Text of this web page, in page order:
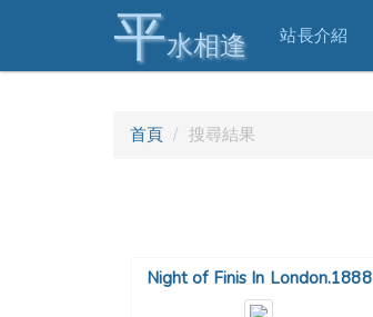
平水相逢 站長介紹
首頁 搜尋結果
Night of Finis In London.1888